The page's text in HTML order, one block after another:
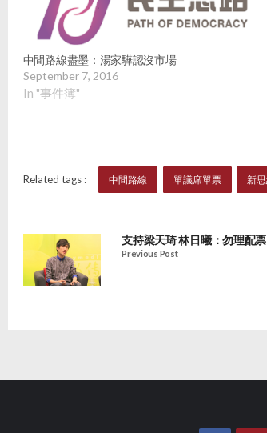
中間路線盡墨：湯家驊認沒市場
September 7, 2016
In "事件簿"
Related tags : 中間路線 單議席單票 新
支持梁天琦 林日曦：勿理配票
Previous Post